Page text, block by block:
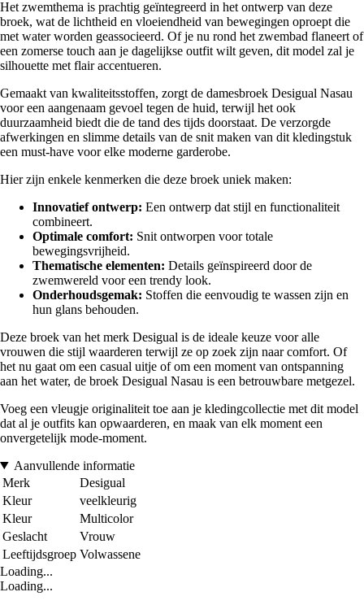
Het zwemthema is prachtig geïntegreerd in het ontwerp van deze
broek, wat de lichtheid en vloeiendheid van bewegingen oproept die
met water worden geassocieerd. Of je nu rond het zwembad flaneert of
een zomerse touch aan je dagelijkse outfit wilt geven, dit model zal je
silhouette met flair accentueren.
Gemaakt van kwaliteitsstoffen, zorgt de damesbroek Desigual Nasau
voor een aangenaam gevoel tegen de huid, terwijl het ook
duurzaamheid biedt die de tand des tijds doorstaat. De verzorgde
afwerkingen en slimme details van de snit maken van dit kledingstuk
een must-have voor elke moderne garderobe.
Hier zijn enkele kenmerken die deze broek uniek maken:
Innovatief ontwerp: Een ontwerp dat stijl en functionaliteit
combineert.
Optimale comfort: Snit ontworpen voor totale
bewegingsvrijheid.
Thematische elementen: Details geïnspireerd door de
zwemwereld voor een trendy look.
Onderhoudsgemak: Stoffen die eenvoudig te wassen zijn en
hun glans behouden.
Deze broek van het merk Desigual is de ideale keuze voor alle
vrouwen die stijl waarderen terwijl ze op zoek zijn naar comfort. Of
het nu gaat om een casual uitje of om een moment van ontspanning
aan het water, de broek Desigual Nasau is een betrouwbare metgezel.
Voeg een vleugje originaliteit toe aan je kledingcollectie met dit model
dat al je outfits kan opwaarderen, en maak van elk moment een
onvergetelijk mode-moment.
Aanvullende informatie
Merk
Desigual
Kleur
veelkleurig
Kleur
Multicolor
Geslacht
Vrouw
Leeftijdsgroep Volwassene
Loading...
Loading...